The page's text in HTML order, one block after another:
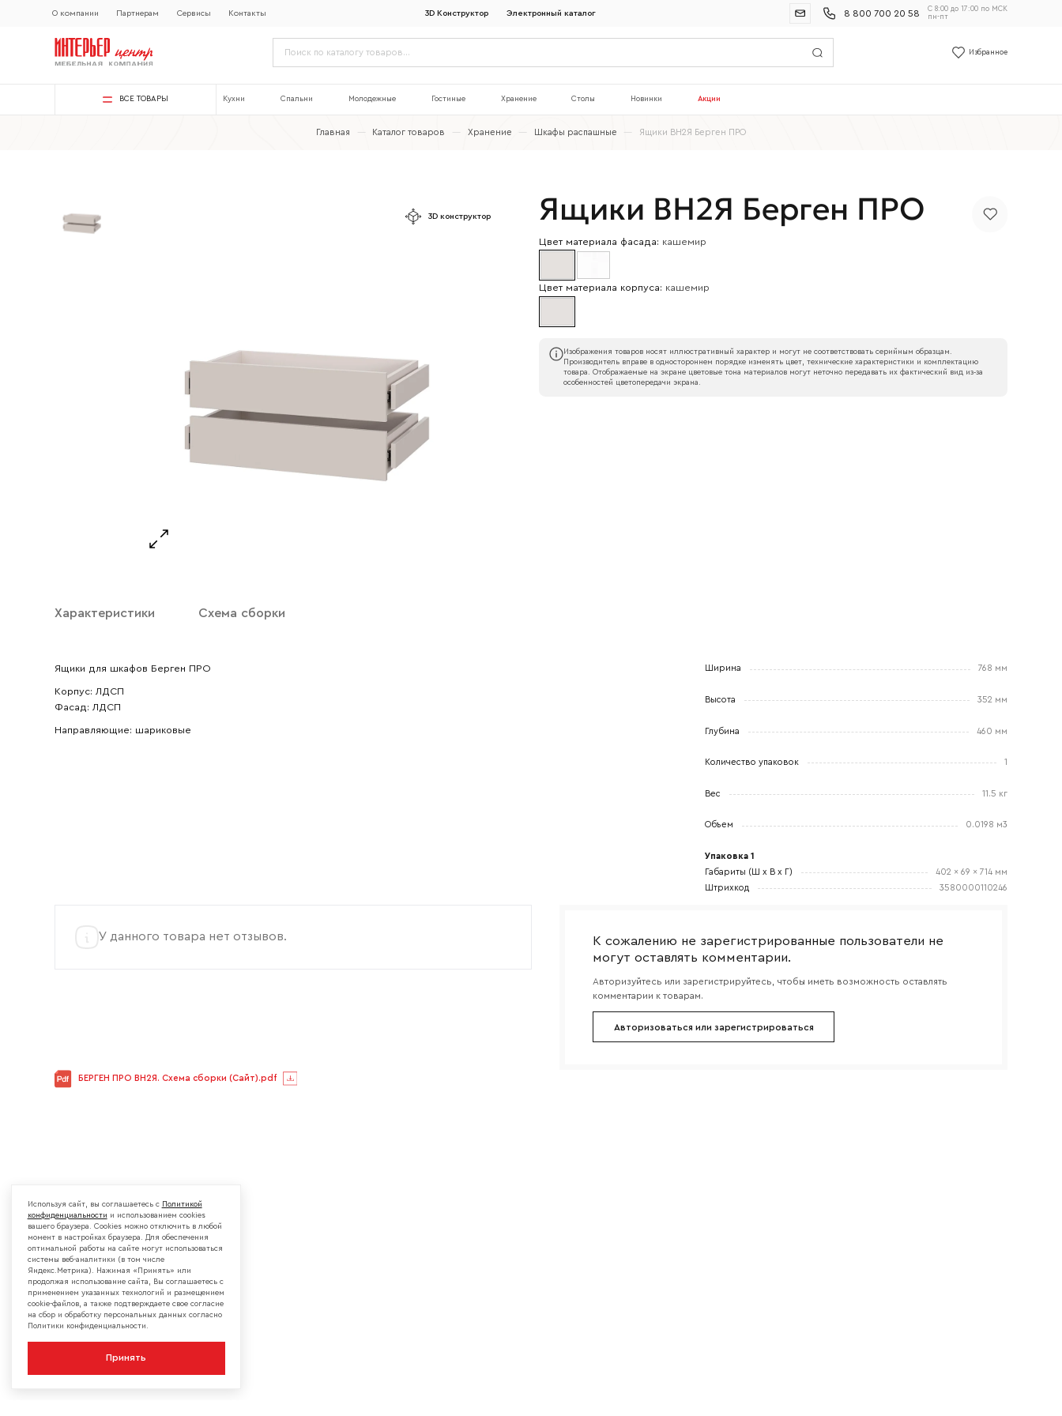
О компании Партнерам Сервисы Контакты 3D Конструктор Электронный каталог 8 800 700 20 58
С 8:00 до 17:00 по МСК
пн-пт
Избранное
ВСЕ ТОВАРЫ Кухни Спальни Молодежные Гостиные Хранение Столы Новинки Акции
Главная — Каталог товаров — Хранение — Шкафы распашные — Ящики ВН2Я Берген ПРО
3D конструктор Ящики ВН2Я Берген ПРО
Цвет материала фасада: кашемир
Цвет материала корпуса: кашемир
Изображения товаров носят иллюстративный характер и могут не соответствовать серийным образцам.
Производитель вправе в одностороннем порядке изменять цвет, технические характеристики и комплектацию
товара. Отображаемые на экране цветовые тона материалов могут неточно передавать их фактический вид из‑за
особенностей цветопередачи экрана.
Характеристики Схема сборки
Ящики для шкафов Берген ПРО
Корпус: ЛДСП
Фасад: ЛДСП
Направляющие: шариковые
Ширина 768 мм
Высота 352 мм
Глубина 460 мм
Количество упаковок 1
Вес 11.5 кг
Объем 0.0198 м3
Упаковка 1
Габариты (Ш x В x Г)
402 x 69 x 714 мм
Штрихкод
3580000110246
У данного товара нет отзывов.
К сожалению не зарегистрированные пользователи не
могут оставлять комментарии.
Авторизуйтесь или зарегистрируйтесь, чтобы иметь возможность оставлять
комментарии к товарам.
Авторизоваться или зарегистрироваться
БЕРГЕН ПРО ВН2Я. Схема сборки (Сайт).pdf
и обработкой
Используя сайт, вы соглашаетесь с Политикой
конфиденциальности и использованием cookies
вашего браузера. Cookies можно отключить в любой
момент в настройках браузера. Для обеспечения
оптимальной работы на сайте могут использоваться
системы веб-аналитики (в том числе
Яндекс.Метрика). Нажимая «Принять» или
продолжая использование сайта, Вы соглашаетесь с
применением указанных технологий и размещением
cookie-файлов, а также подтверждаете свое согласие
на сбор и обработку персональных данных согласно
Политики конфиденциальности.
Принять